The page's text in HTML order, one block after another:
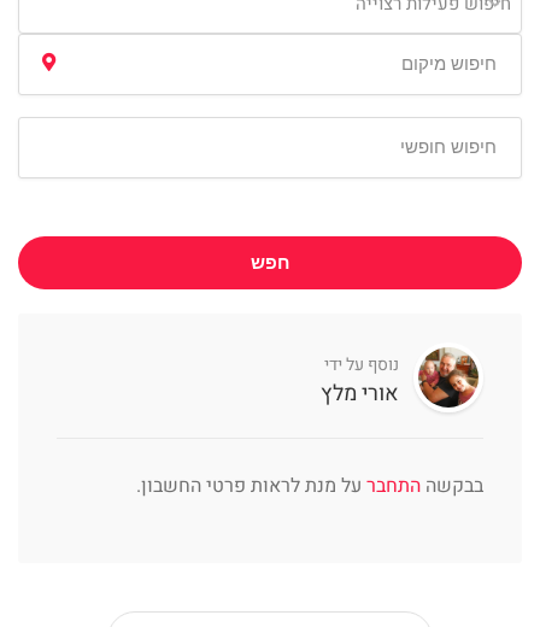
חפש
נוסף על ידי
אורי מלץ
בבקשה התחבר על מנת לראות פרטי החשבון.